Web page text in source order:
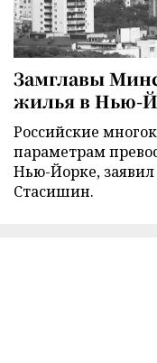
Замглавы
жилья в Нью-
Российские
параметрам
Нью-Йорке,
Стасишин.